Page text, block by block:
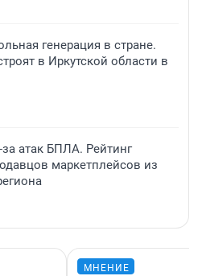
генерация в стране.
в Иркутской области в
за атак БПЛА. Рейтинг
маркетплейсов из
МНЕНИЕ